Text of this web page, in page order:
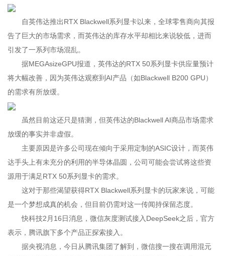
自英伟达推出RTX Blackwell系列显卡以来，全球零售商向其报
告了巨大的市场需求，而英伟达的库存水平却相比来说较低，进而
引发了一系列市场混乱。
据MEGAsizeGPU报道，英伟达的RTX 50系列显卡供应量预计
将大幅改善，因为英伟达观察到AI产品（如Blackwell B200 GPU）
的需求有所放缓。
虽然目前这还只是猜测，但英伟达的Blackwell AI商品市场需求
放缓的事实并非虚假。
主要原因是许多公司现在倾向于采用定制的ASIC设计，而英伟
达手头上有未充分的利用的半导体晶圆，公司可能会尝试将这些资
源用于满足RTX 50系列显卡的需求。
这对于那些渴望获得RTX Blackwell系列显卡的玩家来说，可能
是一个梦想成真的机会，但目前仍需对这一传闻持保留态度。
快科技2月16日消息，微信灰度测试接入DeepSeek之后，官方
表示，腾讯旗下多个产品正探索接入。
据央视消息，今日从腾讯集团了解到，微信搜一搜在调用混元